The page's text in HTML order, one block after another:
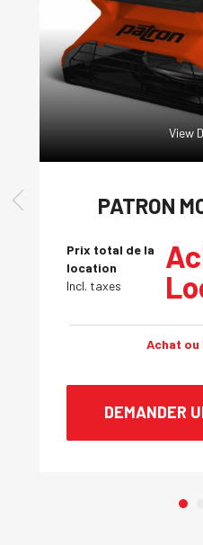
View
PATRON
Prix total de la
location
Incl. taxes
Achat
DEMANDER